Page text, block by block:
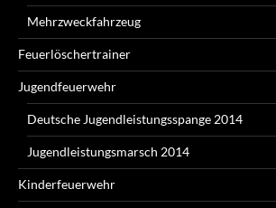
Mehrzweckfahrzeug
Feuerlöschertrainer
Jugendfeuerwehr
Deutsche Jugendleistungsspange 2014
Jugendleistungsmarsch 2014
Kinderfeuerwehr